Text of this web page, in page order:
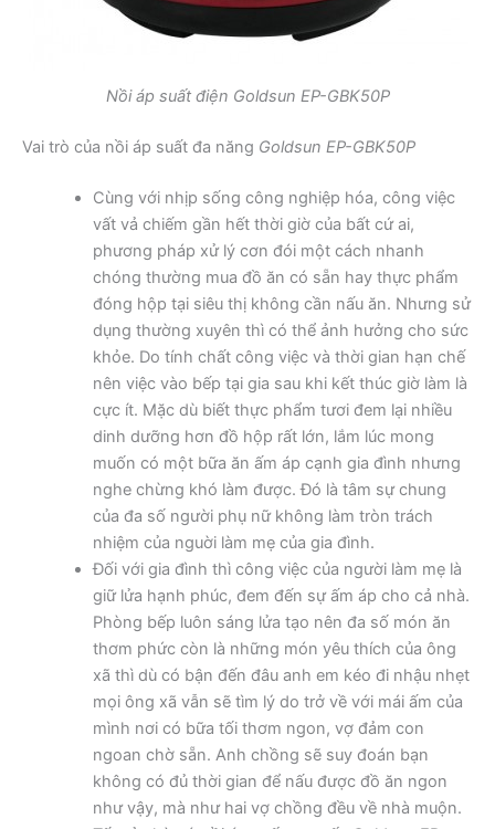
Nồi áp suất điện Goldsun EP-GBK50P
Vai trò của nồi áp suất đa năng Goldsun EP-GBK50P
Cùng với nhịp sống công nghiệp hóa, công việc
vất vả chiếm gần hết thời giờ của bất cứ ai,
phương pháp xử lý cơn đói một cách nhanh
chóng thường mua đồ ăn có sẵn hay thực phẩm
đóng hộp tại siêu thị không cần nấu ăn. Nhưng sử
dụng thường xuyên thì có thể ảnh hưởng cho sức
khỏe. Do tính chất công việc và thời gian hạn chế
nên việc vào bếp tại gia sau khi kết thúc giờ làm là
cực ít. Mặc dù biết thực phẩm tươi đem lại nhiều
dinh dưỡng hơn đồ hộp rất lớn, lắm lúc mong
muốn có một bữa ăn ấm áp cạnh gia đình nhưng
nghe chừng khó làm được. Đó là tâm sự chung
của đa số người phụ nữ không làm tròn trách
nhiệm của nguời làm mẹ của gia đình.
Đối với gia đình thì công việc của người làm mẹ là
giữ lửa hạnh phúc, đem đến sự ấm áp cho cả nhà.
Phòng bếp luôn sáng lửa tạo nên đa số món ăn
thơm phức còn là những món yêu thích của ông
xã thì dù có bận đến đâu anh em kéo đi nhậu nhẹt
mọi ông xã vẫn sẽ tìm lý do trở về với mái ấm của
mình nơi có bữa tối thơm ngon, vợ đảm con
ngoan chờ sẵn. Anh chồng sẽ suy đoán bạn
không có đủ thời gian để nấu được đồ ăn ngon
như vậy, mà như hai vợ chồng đều về nhà muộn.